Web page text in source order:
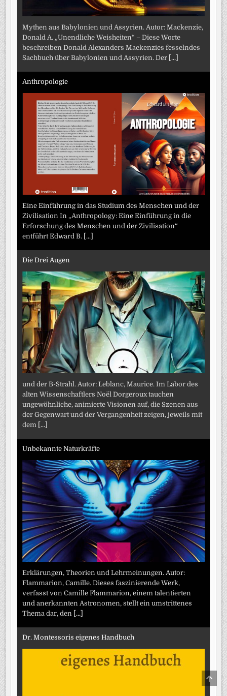
Mythen aus Babylonien und Assyrien. Autor: Mackenzie,
Donald A. „Unendliche Weisheiten“ – Diese Worte
beschreiben Donald Alexanders Mackenzies fesselndes
Sachbuch über Babylonien und Assyrien. Der [...]
Anthropologie
Eine Einführung in das Studium des Menschen und der
Zivilisation In „Anthropology: Eine Einführung in die
Erforschung des Menschen und der Zivilisation“
entführt Edward B. [...]
Die Drei Augen
und der B-Strahl. Autor: Leblanc, Maurice. Im Labor des
alten Wissenschaftlers Noël Dorgeroux tauchen
ungewöhnliche, animierte Visionen auf, die Szenen aus
der Gegenwart und der Vergangenheit zeigen, jeweils mit
dem [...]
Unbekannte Naturkräfte
Erklärungen, Theorien und Lehrmeinungen. Autor:
Flammarion, Camille. Dieses faszinierende Werk,
verfasst von Camille Flammarion, einem talentierten
und anerkannten Astronomen, stellt ein umstrittenes
Thema dar, den [...]
Dr. Montessoris eigenes Handbuch
TO
TOP